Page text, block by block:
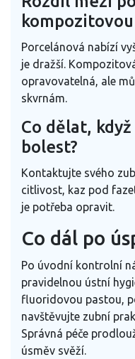
Porcelánová nabízí
je dražší.
opravovatelná, ale
skvrnám.
Co dělat,
bolest?
Kontaktujte svého
citlivost, kaz pod
je potřeba opravit.
Co dál po
Po úvodní kontrolní
pravidelnou ústní
fluoridovou pastou,
navštěvujte zubní
Správná péče
úsměv svěží.